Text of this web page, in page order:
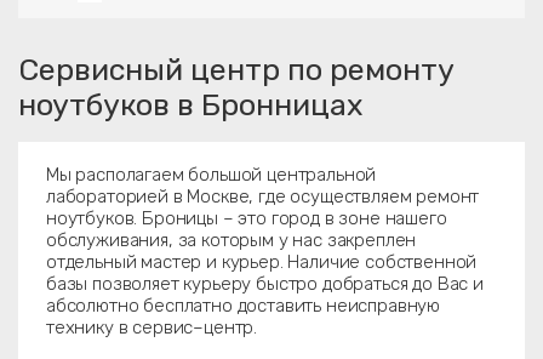
Сервисный центр по ремонту
ноутбуков в Бронницах
Мы располагаем большой центральной
лабораторией в Москве, где осуществляем ремонт
ноутбуков. Броницы – это город в зоне нашего
обслуживания, за которым у нас закреплен
отдельный мастер и курьер. Наличие собственной
базы позволяет курьеру быстро добраться до Вас и
абсолютно бесплатно доставить неисправную
технику в сервис–центр.